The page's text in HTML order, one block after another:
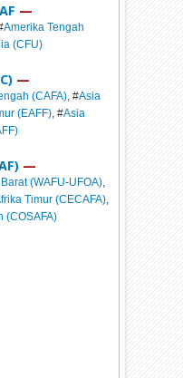
—
Amerika Tengah
(CFU)
—
(CAFA) , #Asia
(EAFF), #Asia
—
(WAFU-UFOA)
Timur (CECAFA),
(COSAFA)